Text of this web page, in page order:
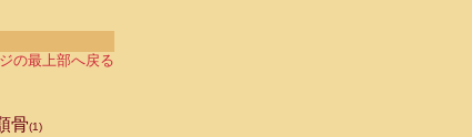
の最上部へ戻る
骨(1)